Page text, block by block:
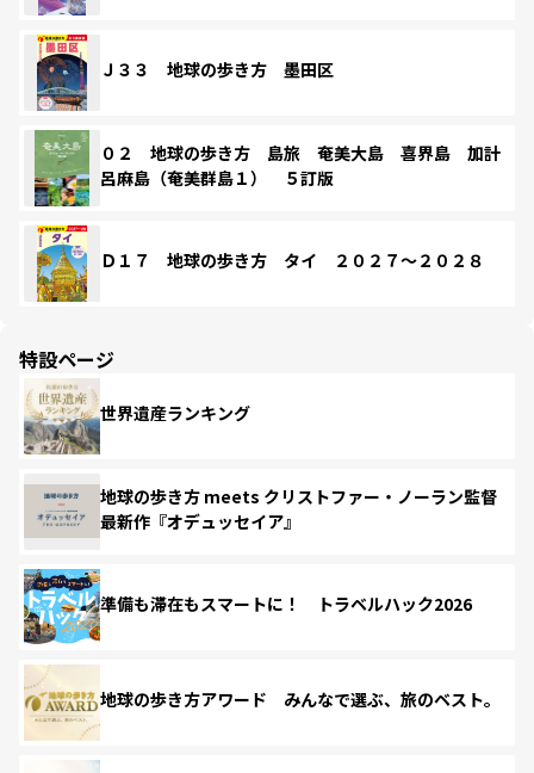
Ｊ３３ 地球の歩き方 墨田区
０２ 地球の歩き方 島旅 奄美大島 喜界島 加計
呂麻島（奄美群島１） ５訂版
Ｄ１７ 地球の歩き方 タイ ２０２７～２０２８
特設ページ
世界遺産ランキング
地球の歩き方 meets クリストファー・ノーラン監督
最新作『オデュッセイア』
準備も滞在もスマートに！ トラベルハック2026
地球の歩き方アワード みんなで選ぶ、旅のベスト。